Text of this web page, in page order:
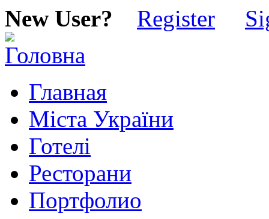
New User? Register
Главная
Міста України
Готелі
Ресторани
Портфолио